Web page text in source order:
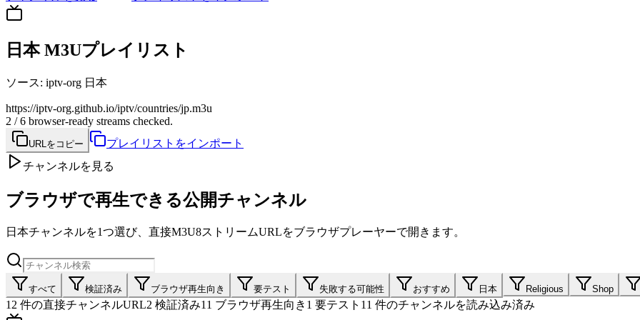
日本 M3Uプレイリスト
ソース: iptv-org 日本
https://iptv-org.github.io/iptv/countries/jp.m3u
2 / 6 browser-ready streams checked.
URLをコピー
プレイリストをインポート
チャンネルを見る
ブラウザで再生できる公開チャンネル
日本チャンネルを1つ選び、直接M3U8ストリームURLをブラウザプレーヤーで開きます。
すべて 検証済み ブラウザ再生向き 要テスト 失敗する可能性 おすすめ 日本 Religious Shop
12 件の直接チャンネルURL2 検証済み11 ブラウザ再生向き 1 要テスト 11 件のチャンネルを読み込み済み